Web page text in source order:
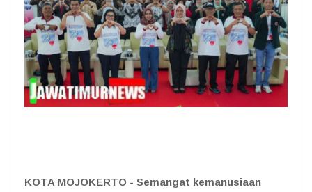
KOTA MOJOKERTO - Semangat kemanusiaan